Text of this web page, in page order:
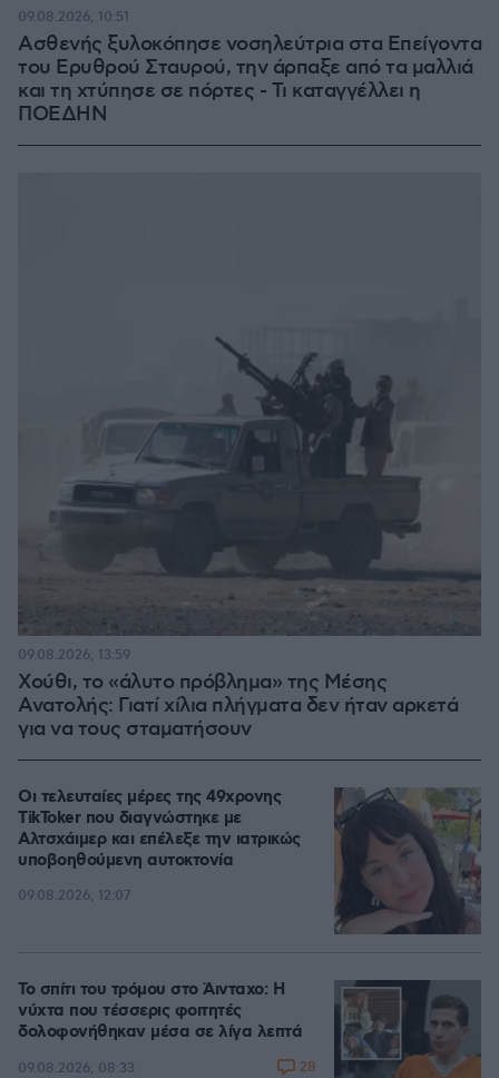
Ασθενής ξυλοκόπησε νοσηλεύτρια στα Επείγοντα
του Ερυθρού Σταυρού, την άρπαξε από τα μαλλιά
και τη χτύπησε σε πόρτες - Τι καταγγέλλει η
ΠΟΕΔΗΝ
09.08.2026, 10:51
Χούθι, το «άλυτο πρόβλημα» της Μέσης
Ανατολής: Γιατί χίλια πλήγματα δεν ήταν αρκετά
για να τους σταματήσουν
09.08.2026, 13:59
Οι τελευταίες μέρες της 49χρονης
TikToker που διαγνώστηκε με
Αλτσχάιμερ και επέλεξε την ιατρικώς
υποβοηθούμενη αυτοκτονία
09.08.2026, 12:07
Το σπίτι του τρόμου στο Άινταχο: Η
νύχτα που τέσσερις φοιτητές
δολοφονήθηκαν μέσα σε λίγα λεπτά
09.08.2026, 08:33 28